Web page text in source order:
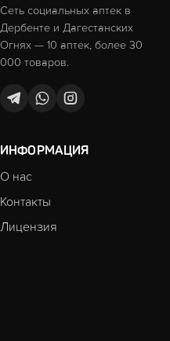
Сеть социальных аптек в
Дербенте и Дагестанских
Огнях — 10 аптек, более 30
000 товаров.
ИНФОРМАЦИЯ
О нас
Контакты
Лицензия